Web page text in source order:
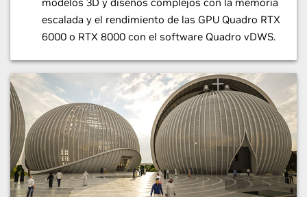
modelos 3D y diseños complejos con la memoria
escalada y el rendimiento de las GPU Quadro RTX
6000 o RTX 8000 con el software Quadro vDWS.